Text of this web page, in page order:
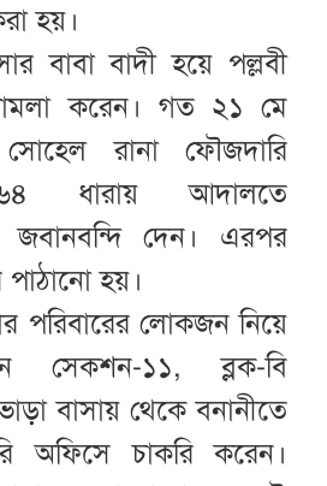
হয়।
বাবা বাদী হয়ে পল্লবী
করেন। গত ২১ মে
রানা ফৌজদারি
ধারায় আদালতে
জবানবন্দি দেন। এরপর
পাঠানো হয়।
পরিবারের লোকজন নিয়ে
সেকশন-১১, ব্লক-বি
বাসায় থেকে বনানীতে
অফিসে চাকরি করেন।